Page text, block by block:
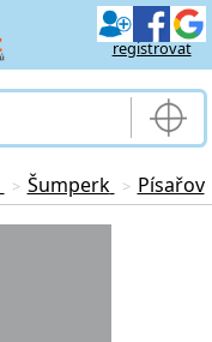
registrovat
> Šumperk > Písařov